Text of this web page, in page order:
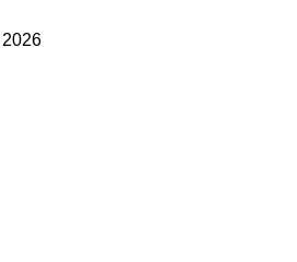
2026